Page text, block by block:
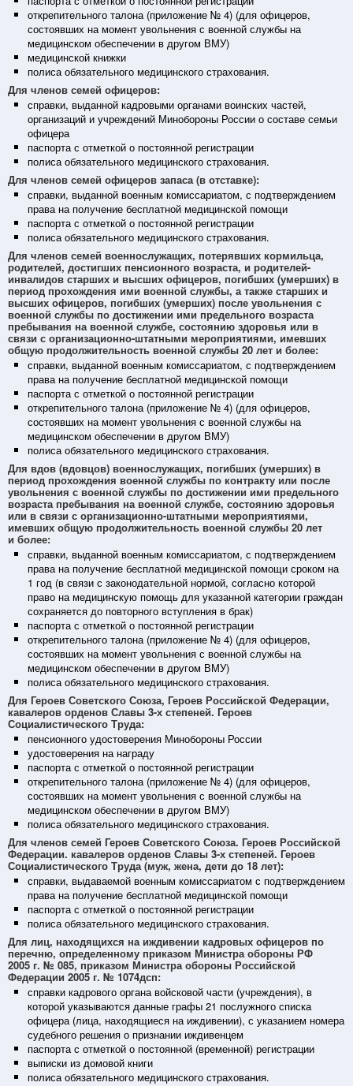
открепительного талона (приложение № 4) (для офицеров,
состоявших на момент увольнения с военной службы на
медицинском обеспечении в другом ВМУ)
медицинской книжки
полиса обязательного медицинского страхования.
Для членов семей офицеров:
справки, выданной кадровыми органами воинских частей,
организаций и учреждений Минобороны России о составе семьи
офицера
паспорта с отметкой о постоянной регистрации
полиса обязательного медицинского страхования.
Для членов семей офицеров запаса (в отставке):
справки, выданной военным комиссариатом, с подтверждением
права на получение бесплатной медицинской помощи
паспорта с отметкой о постоянной регистрации
полиса обязательного медицинского страхования.
Для членов семей военнослужащих, потерявших кормильца,
родителей, достигших пенсионного возраста, и родителей-
инвалидов старших и высших офицеров, погибших (умерших) в
период прохождения ими военной службы, а также старших и
высших офицеров, погибших (умерших) после увольнения с
военной службы по достижении ими предельного возраста
пребывания на военной службе, состоянию здоровья или в
связи с организационно-штатными мероприятиями, имевших
общую продолжительность военной службы 20 лет и более:
справки, выданной военным комиссариатом, с подтверждением
права на получение бесплатной медицинской помощи
паспорта с отметкой о постоянной регистрации
открепительного талона (приложение № 4) (для офицеров,
состоявших на момент увольнения с военной службы на
медицинском обеспечении в другом ВМУ)
полиса обязательного медицинского страхования.
Для вдов (вдовцов) военнослужащих, погибших (умерших) в
период прохождения военной службы по контракту или после
увольнения с военной службы по достижении ими предельного
возраста пребывания на военной службе, состоянию здоровья
или в связи с организационно-штатными мероприятиями,
имевших общую продолжительность военной службы 20 лет
и более:
справки, выданной военным комиссариатом, с подтверждением
права на получение бесплатной медицинской помощи сроком на
1 год (в связи с законодательной нормой, согласно которой
право на медицинскую помощь для указанной категории граждан
сохраняется до повторного вступления в брак)
паспорта с отметкой о постоянной регистрации
открепительного талона (приложение № 4) (для офицеров,
состоявших на момент увольнения с военной службы на
медицинском обеспечении в другом ВМУ)
полиса обязательного медицинского страхования.
Для Героев Советского Союза, Героев Российской Федерации,
кавалеров орденов Славы 3-х степеней. Героев
Социалистического Труда:
пенсионного удостоверения Минобороны России
удостоверения на награду
паспорта с отметкой о постоянной регистрации
открепительного талона (приложение № 4) (для офицеров,
состоявших на момент увольнения с военной службы на
медицинском обеспечении в другом ВМУ)
полиса обязательного медицинского страхования.
Для членов семей Героев Советского Союза. Героев Российской
Федерации. кавалеров орденов Славы 3-х степеней. Героев
Социалистического Труда (муж, жена, дети до 18 лет):
справки, выдаваемой военным комиссариатом с подтверждением
права на получение бесплатной медицинской помощи
паспорта с отметкой о постоянной регистрации
полиса обязательного медицинского страхования.
Для лиц, находящихся на иждивении кадровых офицеров по
перечню, определенному приказом Министра обороны РФ
2005 г. № 085, приказом Министра обороны Российской
Федерации 2005 г. № 1074дсп:
справки кадрового органа войсковой части (учреждения), в
которой указываются данные графы 21 послужного списка
офицера (лица, находящиеся на иждивении), с указанием номера
судебного решения о признании иждивенцем
паспорта с отметкой о постоянной (временной) регистрации
выписки из домовой книги
полиса обязательного медицинского страхования.